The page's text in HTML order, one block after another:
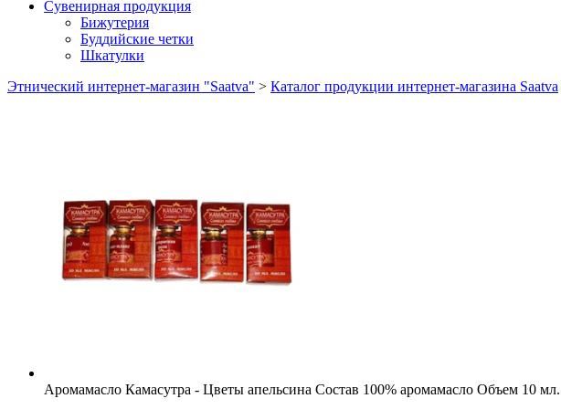
Сувенирная продукция
Бижутерия
Буддийские четки
Шкатулки
Этнический интернет-магазин "Saatva" > Каталог продукции интернет-магазина Saatva
Аромамасло Камасутра - Цветы апельсина Состав 100% аромамасло Объем 10 мл.